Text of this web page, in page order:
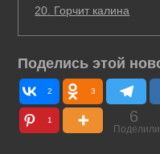
20. Горчит калина
Поделись этой
2 3
1 6